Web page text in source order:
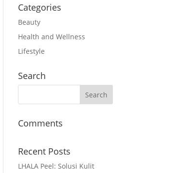
Categories
Beauty
Health and Wellness
Lifestyle
Search
Comments
Recent Posts
LHALA Peel: Solusi Kulit